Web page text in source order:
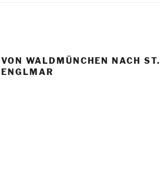
VON WALDMÜNCHEN NACH ST.
ENGLMAR